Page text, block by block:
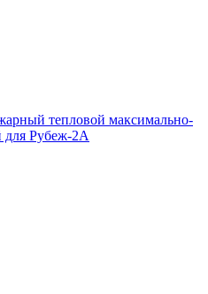
тепловой максимально-
для Рубеж-2А